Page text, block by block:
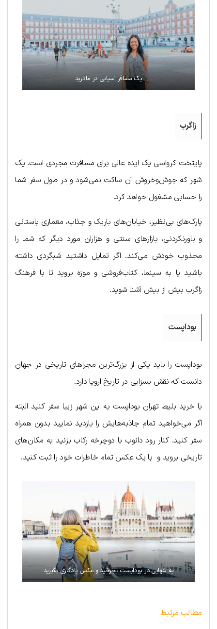
یک مسافر آسیایی در مادرید
زاگرب
پایتخت کرواسی یک ایده عالی برای مسافرت مجردی است. یک
شهر که جوش‌وخروش آن ساکت نمی‌شود و در طول سفر شما
را حسابی مشغول خواهد کرد.
پارک‌های بی‌نظیر، خیابان‌های باریک و جذاب، معماری باستانی
و باورنکردنی، بازارهای سنتی و هزاران مورد دیگر که شما را
مجذوب خودش می‌کند. اگر تمایل داشتید شبگردی داشته
باشید یا به سینما، کتاب‌فروشی و موزه بروید تا با فرهنگ
زاگرب بیش از بیش آشنا شوید.
بوداپست
بوداپست را باید یکی از بزرگ‌ترین مجراهای تاریخی در جهان
دانست که نقش بسزایی در تاریخ اروپا دارد.
با خرید بلیط تهران بوداپست به این شهر زیبا سفر کنید البته
اگر می‌خواهید تمام جاذبه‌هایش را بازدید نمایید بدون همراه
سفر کنید. کنار رود دانوب با دوچرخه رکاب بزنید به مکان‌های
تاریخی بروید و با یک عکس تمام خاطرات خود را ثبت کنید.
به تنهایی در بوداپست بچرخید و عکس یادگاری بگیرید
مطالب مرتبط